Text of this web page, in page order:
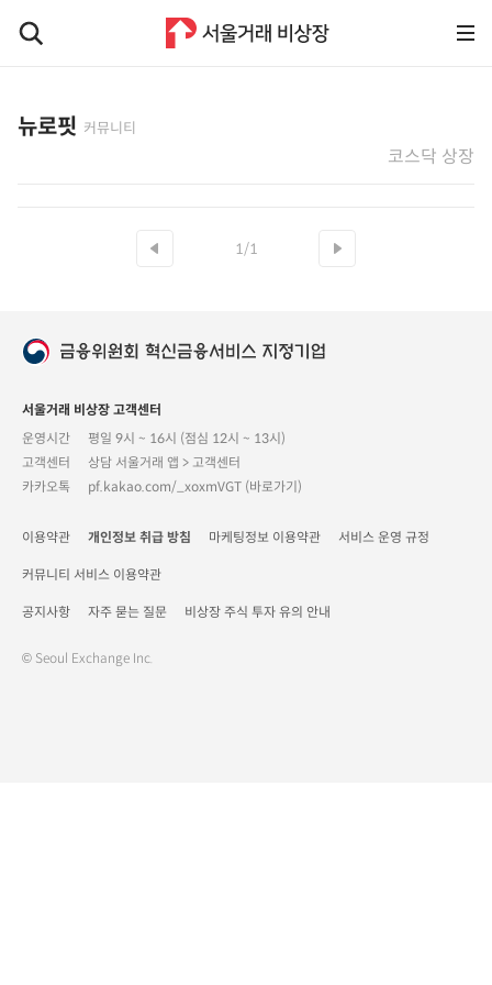
뉴로핏 커뮤니티
코스닥 상장
1/1
서울거래 비상장 고객센터
운영시간
평일 9시 ~ 16시 (점심 12시 ~ 13시)
고객센터
상담 서울거래 앱 > 고객센터
카카오톡
pf.kakao.com/_xoxmVGT (바로가기)
이용약관 개인정보 취급 방침 마케팅정보 이용약관 서비스 운영 규정
커뮤니티 서비스 이용약관
공지사항 자주 묻는 질문 비상장 주식 투자 유의 안내
© Seoul Exchange Inc.